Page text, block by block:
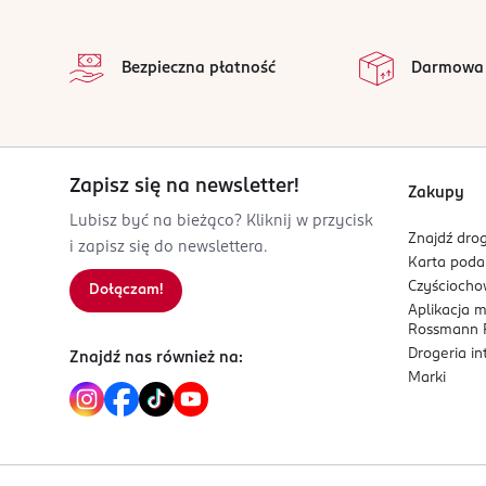
OSTRZEŻENIA DOTYCZĄCE BEZPIECZEŃSTWA
PRODUCENT/PODMIOT ODPOWIEDZIALNY
ul. Św. Andrzeja Boboli 20
05-504
Złotokłos
iwona.pudlowska@premiumrosa.eu
880145987
5 902036 002421
Bezpieczna płatność
Zapisz się na newsletter!
Lubisz być na bieżąco? Kliknij w przycisk
i zapisz się do newslettera.
Dołączam!
Znajdź nas również na:
Zakupy
Znajdź
Karta
Aplikacja
Rossmann
Drogeria
Marki